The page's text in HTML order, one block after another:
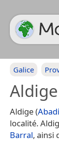
Galice
Aldige
Aldige (
localité.
Barral, ainsi